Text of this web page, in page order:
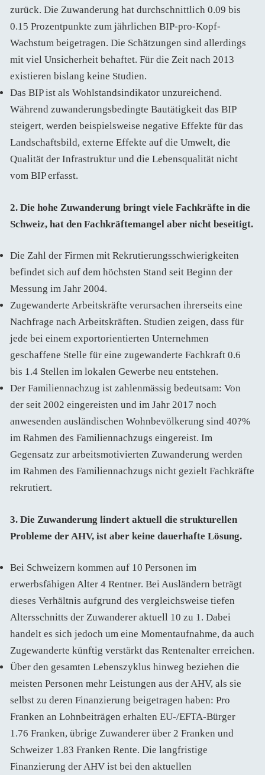
zurück. Die Zuwanderung hat durchschnittlich 0.09 bis
0.15 Prozentpunkte zum jährlichen BIP-pro-Kopf-
Wachstum beigetragen. Die Schätzungen sind allerdings
mit viel Unsicherheit behaftet. Für die Zeit nach 2013
existieren bislang keine Studien.
Das BIP ist als Wohlstandsindikator unzureichend.
Während zuwanderungsbedingte Bautätigkeit das BIP
steigert, werden beispielsweise negative Effekte für das
Landschaftsbild, externe Effekte auf die Umwelt, die
Qualität der Infrastruktur und die Lebensqualität nicht
vom BIP erfasst.
2. Die hohe Zuwanderung bringt viele Fachkräfte in die
Schweiz, hat den Fachkräftemangel aber nicht beseitigt.
Die Zahl der Firmen mit Rekrutierungsschwierigkeiten
befindet sich auf dem höchsten Stand seit Beginn der
Messung im Jahr 2004.
Zugewanderte Arbeitskräfte verursachen ihrerseits eine
Nachfrage nach Arbeitskräften. Studien zeigen, dass für
jede bei einem exportorientierten Unternehmen
geschaffene Stelle für eine zugewanderte Fachkraft 0.6
bis 1.4 Stellen im lokalen Gewerbe neu entstehen.
Der Familiennachzug ist zahlenmässig bedeutsam: Von
der seit 2002 eingereisten und im Jahr 2017 noch
anwesenden ausländischen Wohnbevölkerung sind 40?%
im Rahmen des Familiennachzugs eingereist. Im
Gegensatz zur arbeitsmotivierten Zuwanderung werden
im Rahmen des Familiennachzugs nicht gezielt Fachkräfte
rekrutiert.
3. Die Zuwanderung lindert aktuell die strukturellen
Probleme der AHV, ist aber keine dauerhafte Lösung.
Bei Schweizern kommen auf 10 Personen im
erwerbsfähigen Alter 4 Rentner. Bei Ausländern beträgt
dieses Verhältnis aufgrund des vergleichsweise tiefen
Altersschnitts der Zuwanderer aktuell 10 zu 1. Dabei
handelt es sich jedoch um eine Momentaufnahme, da auch
Zugewanderte künftig verstärkt das Rentenalter erreichen.
Über den gesamten Lebenszyklus hinweg beziehen die
meisten Personen mehr Leistungen aus der AHV, als sie
selbst zu deren Finanzierung beigetragen haben: Pro
Franken an Lohnbeiträgen erhalten EU-/EFTA-Bürger
1.76 Franken, übrige Zuwanderer über 2 Franken und
Schweizer 1.83 Franken Rente. Die langfristige
Finanzierung der AHV ist bei den aktuellen